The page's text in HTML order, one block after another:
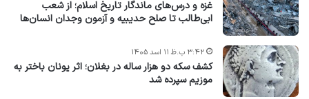
غزه و درس‌های ماندگار تاریخ اسلام؛ از شعب
ابی‌طالب تا صلح حدیبیه و آزمون وجدان انسان‌ها
کشف سکه دو هزار ساله در بغلان؛ اثر یونان باختر به
موزیم سپرده شد
۳:۴۲ ب.ظ ۱۱ اسد ۱۴۰۵